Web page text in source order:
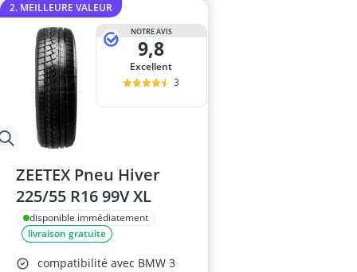
2. MEILLEURE VALEUR
NOTRE AVIS
9,8
Excellent
3
ZEETEX Pneu Hiver
225/55 R16 99V XL
disponible immédiatement
livraison gratuite
compatibilité avec BMW 3